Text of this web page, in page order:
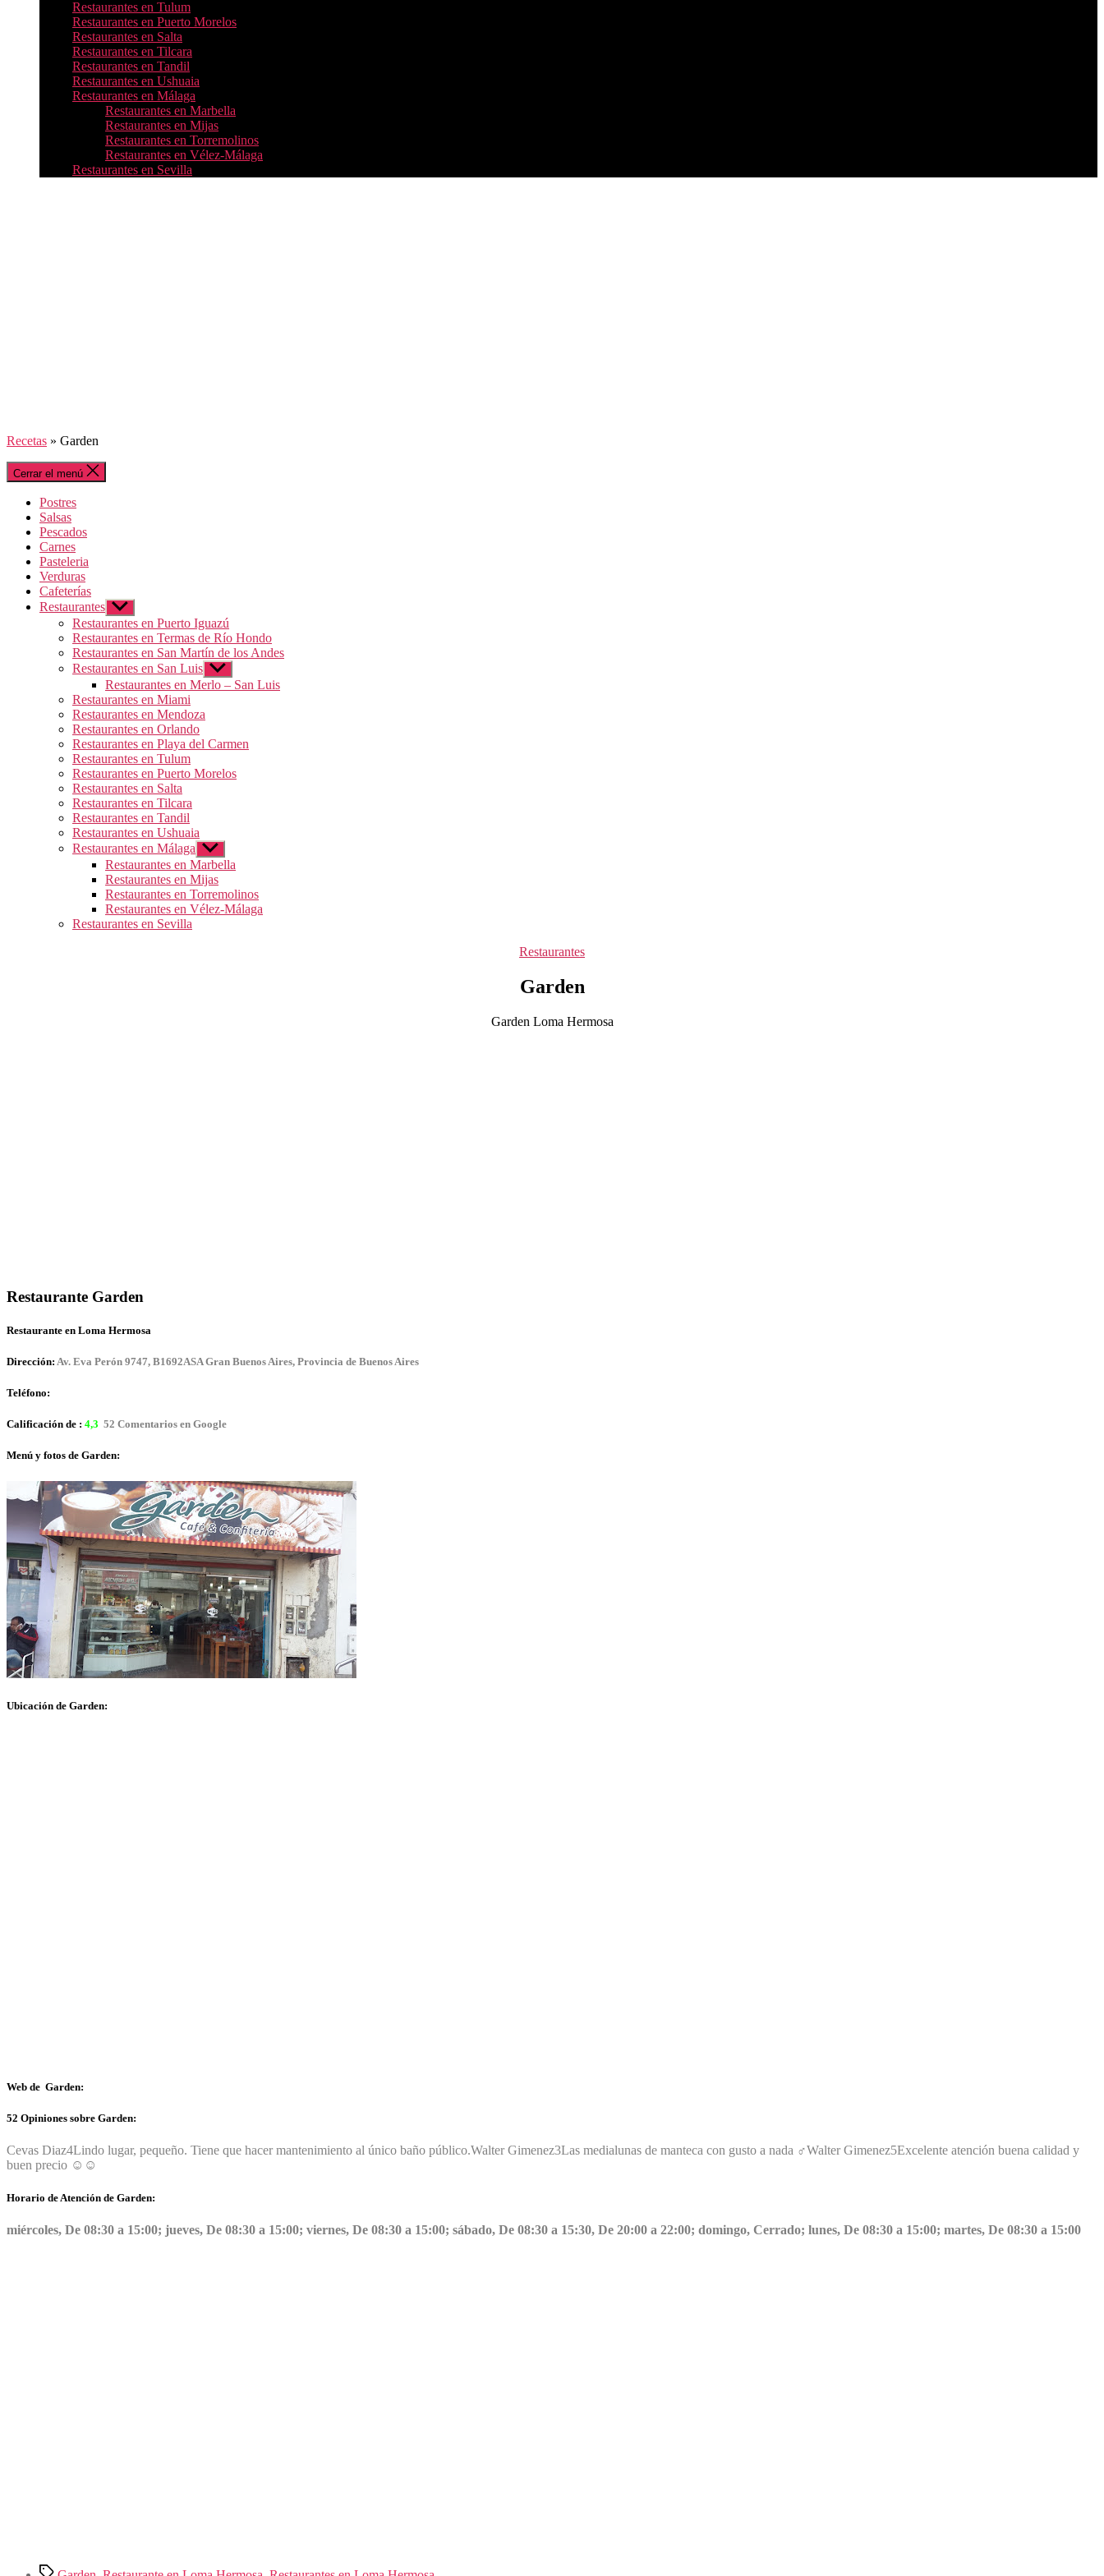
Restaurantes en Tulum
Restaurantes en Puerto Morelos
Restaurantes en Salta
Restaurantes en Tilcara
Restaurantes en Tandil
Restaurantes en Ushuaia
Restaurantes en Málaga
Restaurantes en Marbella
Restaurantes en Mijas
Restaurantes en Torremolinos
Restaurantes en Vélez-Málaga
Restaurantes en Sevilla
Recetas » Garden
Cerrar el menú
Postres
Salsas
Pescados
Carnes
Pasteleria
Verduras
Cafeterías
Restaurantes Mostrar
el
submenú
Restaurantes en Puerto Iguazú
Restaurantes en Termas de Río Hondo
Restaurantes en San Martín de los Andes
Restaurantes en San Luis Mostrar
el
submenú
Restaurantes en Merlo – San Luis
Restaurantes en Miami
Restaurantes en Mendoza
Restaurantes en Orlando
Restaurantes en Playa del Carmen
Restaurantes en Tulum
Restaurantes en Puerto Morelos
Restaurantes en Salta
Restaurantes en Tilcara
Restaurantes en Tandil
Restaurantes en Ushuaia
Restaurantes en Málaga Mostrar
el
submenú
Restaurantes en Marbella
Restaurantes en Mijas
Restaurantes en Torremolinos
Restaurantes en Vélez-Málaga
Restaurantes en Sevilla
Categorías
Restaurantes
Garden
Garden Loma Hermosa
Restaurante Garden
Restaurante en Loma Hermosa
Dirección: Av. Eva Perón 9747, B1692ASA Gran Buenos Aires, Provincia de Buenos Aires
Teléfono:
Calificación de : 4,3 52 Comentarios en Google
Menú y fotos de Garden:
Ubicación de Garden:
Web de Garden:
52 Opiniones sobre Garden:
Cevas Diaz4Lindo lugar, pequeño. Tiene que hacer mantenimiento al único baño público.Walter Gimenez3Las medialunas de manteca con gusto a nada ‍♂️Walter Gimenez5Excelente atención buena calidad y
buen precio ☺️☺️
Horario de Atención de Garden:
miércoles, De 08:30 a 15:00; jueves, De 08:30 a 15:00; viernes, De 08:30 a 15:00; sábado, De 08:30 a 15:30, De 20:00 a 22:00; domingo, Cerrado; lunes, De 08:30 a 15:00; martes, De 08:30 a 15:00
Etiquetas